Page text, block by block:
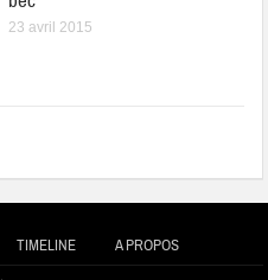
23 avril 2015
TIMELINE A PROPOS